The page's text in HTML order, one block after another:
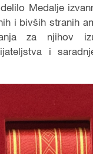
Medalje
i bivših stranih
za njihov
i